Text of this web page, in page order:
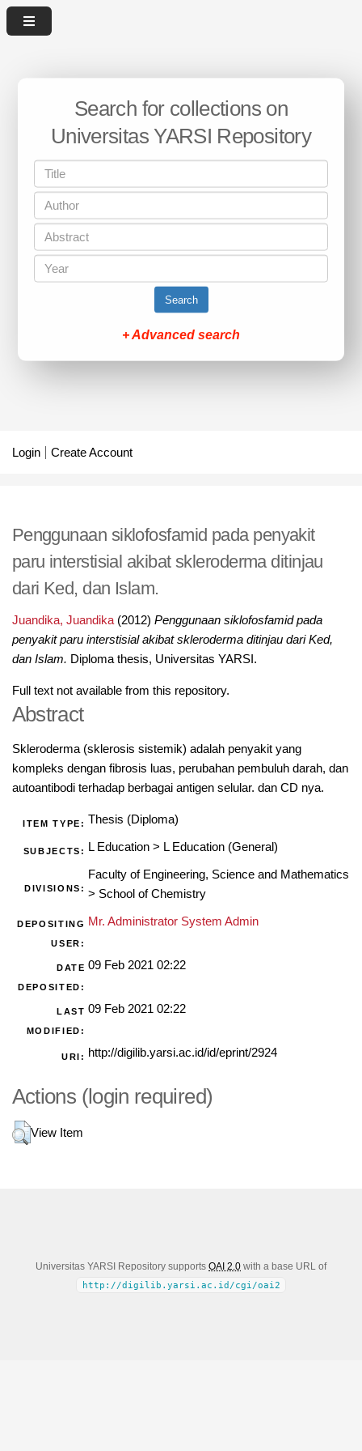
Search for collections on
Universitas YARSI Repository
Search
+ Advanced search
Login Create Account
Penggunaan siklofosfamid pada penyakit
paru interstisial akibat skleroderma ditinjau
dari Ked, dan Islam.
Juandika, Juandika(2012) Penggunaan siklofosfamid pada
penyakit paru interstisial akibat skleroderma ditinjau dari Ked,
dan Islam. Diploma thesis, Universitas YARSI.
Full text not available from this repository.
Abstract
Skleroderma (sklerosis sistemik) adalah penyakit yang
kompleks dengan fibrosis luas, perubahan pembuluh darah, dan
autoantibodi terhadap berbagai antigen selular. dan CD nya.
ITEM TYPE: Thesis (Diploma)
SUBJECTS: L Education> L Education (General)
DIVISIONS:
Faculty of Engineering, Science and Mathematics
> School of Chemistry
DEPOSITING
USER:
Mr. Administrator System Admin
DATE
DEPOSITED:
09 Feb 2021 02:22
LAST
MODIFIED:
09 Feb 2021 02:22
URI: http://digilib.yarsi.ac.id/id/eprint/2924
Actions (login required)
View Item
Universitas YARSI Repository supports OAI 2.0 with a base URL of
http://digilib.yarsi.ac.id/cgi/oai2